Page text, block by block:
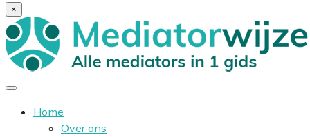
×
Home
Over ons